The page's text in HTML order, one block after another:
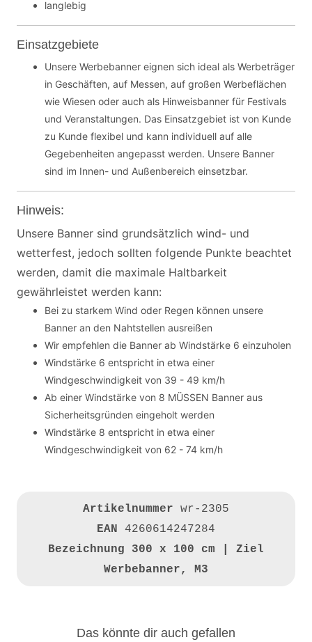
langlebig
Einsatzgebiete
Unsere Werbebanner eignen sich ideal als Werbeträger
in Geschäften, auf Messen, auf großen Werbeflächen
wie Wiesen oder auch als Hinweisbanner für Festivals
und Veranstaltungen. Das Einsatzgebiet ist von Kunde
zu Kunde flexibel und kann individuell auf alle
Gegebenheiten angepasst werden. Unsere Banner
sind im Innen- und Außenbereich einsetzbar.
Hinweis:
Unsere Banner sind grundsätzlich wind- und
wetterfest, jedoch sollten folgende Punkte beachtet
werden, damit die maximale Haltbarkeit
gewährleistet werden kann:
Bei zu starkem Wind oder Regen können unsere
Banner an den Nahtstellen ausreißen
Wir empfehlen die Banner ab Windstärke 6 einzuholen
Windstärke 6 entspricht in etwa einer
Windgeschwindigkeit von 39 - 49 km/h
Ab einer Windstärke von 8 MÜSSEN Banner aus
Sicherheitsgründen eingeholt werden
Windstärke 8 entspricht in etwa einer
Windgeschwindigkeit von 62 - 74 km/h
Artikelnummer wr-2305
EAN 4260614247284
Bezeichnung 300 x 100 cm | Ziel
Werbebanner, M3
Das könnte dir auch gefallen